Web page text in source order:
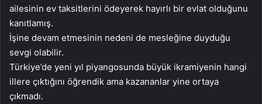
ailesinin ev taksitlerini ödeyerek hayırlı bir evlat olduğunu
kanıtlamış.
İşine devam etmesinin nedeni de mesleğine duyduğu
sevgi olabilir.
Türkiye’de yeni yıl piyangosunda büyük ikramiyenin hangi
illere çıktığını öğrendik ama kazananlar yine ortaya
çıkmadı.